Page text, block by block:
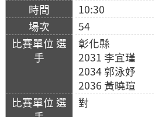
10:30
54
彰化縣
2031 李宜瑾
2034 郭泳妤
2036 黃曉瑄
對